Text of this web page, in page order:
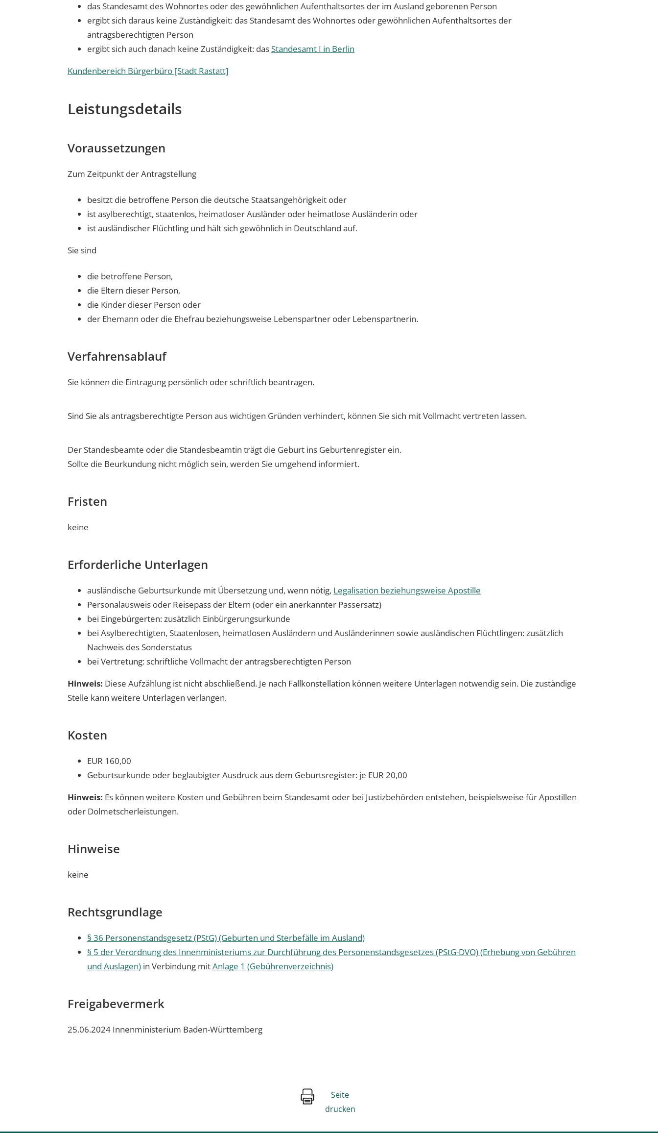
das Standesamt des Wohnortes oder des gewöhnlichen Aufenthaltsortes der im Ausland geborenen Person
ergibt sich daraus keine Zuständigkeit: das Standesamt des Wohnortes oder gewöhnlichen Aufenthaltsortes der
antragsberechtigten Person
ergibt sich auch danach keine Zuständigkeit: dasStandesamt I in Berlin
Kundenbereich Bürgerbüro [Stadt Rastatt]
Leistungsdetails
Voraussetzungen
Zum Zeitpunkt der Antragstellung
besitzt die betroffene Person die deutsche Staatsangehörigkeit oder
ist asylberechtigt, staatenlos, heimatloser Ausländer oder heimatlose Ausländerin oder
ist ausländischer Flüchtling und hält sich gewöhnlich in Deutschland auf.
Sie sind
die betroffene Person,
die Eltern dieser Person,
die Kinder dieser Person oder
der Ehemann oder die Ehefrau beziehungsweise Lebenspartner oder Lebenspartnerin.
Verfahrensablauf
Sie können die Eintragung persönlich oder schriftlich beantragen.
Sind Sie als antragsberechtigte Person aus wichtigen Gründen verhindert, können Sie sich mit Vollmacht vertreten lassen.
Der Standesbeamte oder die Standesbeamtin trägt die Geburt ins Geburtenregister ein.
Sollte die Beurkundung nicht möglich sein, werden Sie umgehend informiert.
Fristen
keine
Erforderliche Unterlagen
ausländische Geburtsurkunde mit Übersetzung und, wenn nötig, Legalisation beziehungsweise Apostille
Personalausweis oder Reisepass der Eltern (oder ein anerkannter Passersatz)
bei Eingebürgerten: zusätzlich Einbürgerungsurkunde
bei Asylberechtigten, Staatenlosen, heimatlosen Ausländern und Ausländerinnen sowie ausländischen Flüchtlingen: zusätzlich
Nachweis des Sonderstatus
bei Vertretung: schriftliche Vollmacht der antragsberechtigten Person
Hinweis: Diese Aufzählung ist nicht abschließend. Je nach Fallkonstellation können weitere Unterlagen notwendig sein. Die zuständige
Stelle kann weitere Unterlagen verlangen.
Kosten
EUR 160,00
Geburtsurkunde oder beglaubigter Ausdruck aus dem Geburtsregister: je EUR 20,00
Hinweis: Es können weitere Kosten und Gebühren beim Standesamt oder bei Justizbehörden entstehen, beispielsweise für Apostillen
oder Dolmetscherleistungen.
Hinweise
keine
Rechtsgrundlage
§ 36 Personenstandsgesetz (PStG) (Geburten und Sterbefälle im Ausland)
§ 5 der Verordnung des Innenministeriums zur Durchführung des Personenstandsgesetzes (PStG-DVO) (Erhebung von Gebühren
und Auslagen) in Verbindung mitAnlage 1 (Gebührenverzeichnis)
Freigabevermerk
25.06.2024 Innenministerium Baden-Württemberg
Seite
drucken